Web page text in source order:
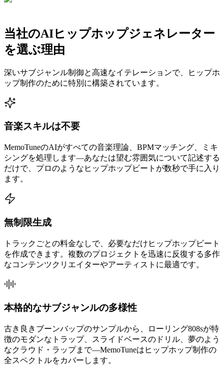
当社のAIヒップホップジェネレーター
を選ぶ理由
深いサブジャンル制御と高速なイテレーションで、ヒップホ
ップ制作のために特別に構築されています。
音楽スキルは不要
MemoTuneのAIがすべての音楽理論、BPMマッチング、ミキ
シングを処理します—あなたは望む雰囲気について記述する
だけで、プロのようなヒップホップビートが数秒で手に入り
ます。
無制限生成
トラックごとの料金なしで、必要なだけヒップホップビート
を作成できます。複数のプロジェクトを迅速に反復する多作
なコンテンツクリエイターやアーティストに最適です。
本格的なサブジャンルの多様性
古き良きブーンバップのサンプルから、ローリング808sが特
徴のモダンなトラップ、スライドベースのドリル、夢のよう
なクラウド・ラップまで—MemoTuneはヒップホップ制作の
全スペクトルをカバーします。